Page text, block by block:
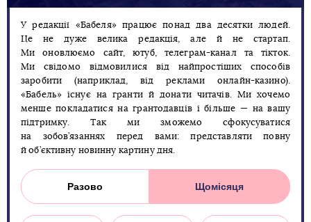
У редакції «Бабеля» працює понад два десятки людей.
Це не дуже велика редакція, але й не стартап.
Ми оновлюємо сайт, ютуб, телеграм-канал та тікток.
Ми свідомо відмовилися від найпростіших способів
заробити (наприклад, від реклами онлайн-казино).
«Бабель» існує на гранти й донати читачів. Ми хочемо
менше покладатися на грантодавців і більше — на вашу
підтримку. Так ми зможемо сфокусуватися
на зобов’язаннях перед вами: представляти повну
й об’єктивну новинну картину дня.
Разово Щомісяця